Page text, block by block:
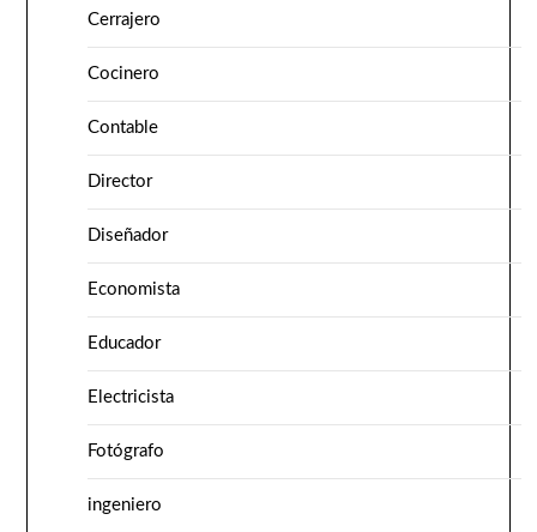
Cerrajero
Cocinero
Contable
Director
Diseñador
Economista
Educador
Electricista
Fotógrafo
ingeniero